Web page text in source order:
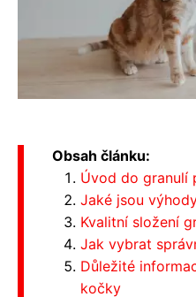
Obsah článku:
Úvod do granulí
Jaké jsou
Kvalitní složení
Jak vybrat
Důležité
kočky